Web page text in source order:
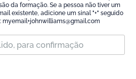
da formação. Se a pessoa não tiver um
existente, adicione um sinal "+" seguido
myemail+johnwilliams@gmail.com